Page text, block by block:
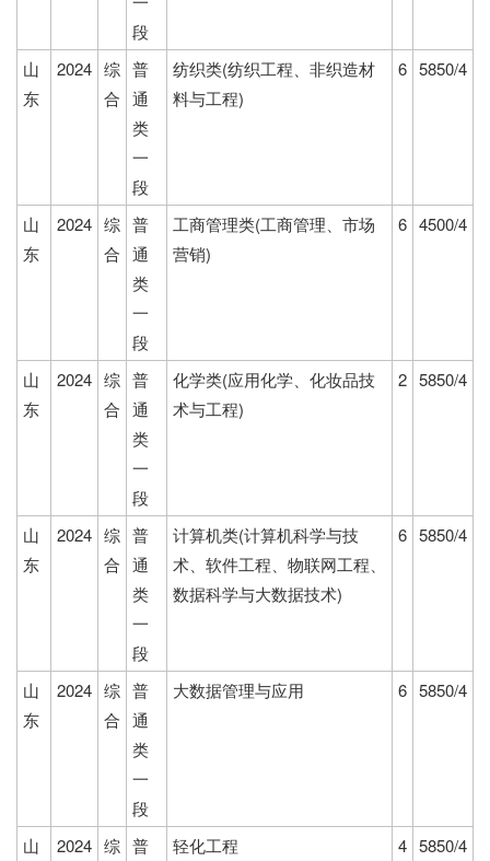
段
山
东
2024 综
合
普
通
类
一
段
纺织类(纺织工程、非织造材
料与工程)
6 5850/4
山
东
2024 综
合
普
通
类
一
段
工商管理类(工商管理、市场
营销)
6 4500/4
山
东
2024 综
合
普
通
类
一
段
化学类(应用化学、化妆品技
术与工程)
2 5850/4
山
东
2024 综
合
普
通
类
一
段
计算机类(计算机科学与技
术、软件工程、物联网工程、
数据科学与大数据技术)
6 5850/4
山
东
2024 综
合
普
通
类
一
段
大数据管理与应用 6 5850/4
山
2024 综 普
轻化工程 4 5850/4